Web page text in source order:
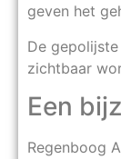
geven het
De
zichtbaar
Een
Regenboog